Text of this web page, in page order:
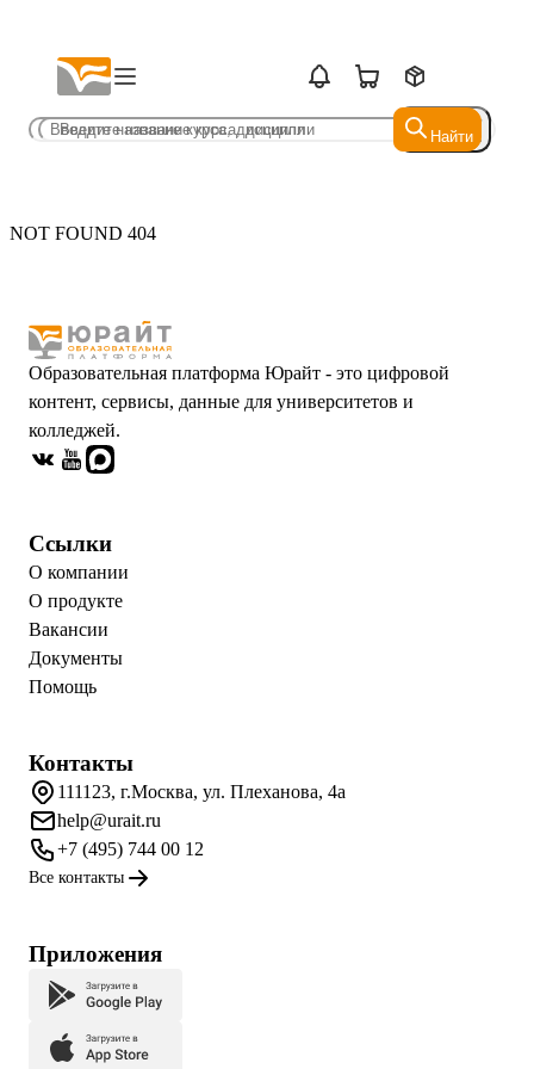
Найти
Найти
NOT FOUND 404
Образовательная платформа Юрайт - это цифровой
контент, сервисы, данные для университетов и
колледжей.
Ссылки
О компании
О продукте
Вакансии
Документы
Помощь
Контакты
111123, г.Москва, ул. Плеханова, 4а
help@urait.ru
+7 (495) 744 00 12
Все контакты
Приложения